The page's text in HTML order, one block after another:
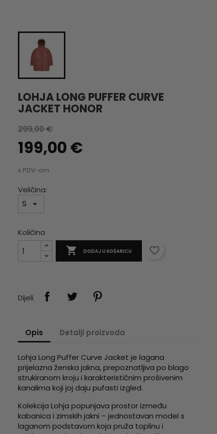
LOHJA LONG PUFFER CURVE
JACKET HONOR
299,00 €
199,00 €
s PDV-om
Veličina:
Količina
 DODAJ U KOŠARICU favorite_border
Dijeli
Opis Detalji proizvoda
Lohja Long Puffer Curve Jacket je lagana
prijelazna ženska jakna, prepoznatljiva po blago
strukiranom kroju i karakterističnim prošivenim
kanalima koji joj daju pufasti izgled.
Kolekcija Lohja popunjava prostor između
kabanica i zimskih jakni – jednostavan model s
laganom podstavom koja pruža toplinu i